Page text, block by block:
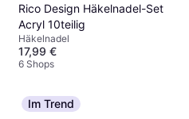
Rico Design Häkelnadel-Set
Acryl 10teilig
Häkelnadel
17,99 €
6 Shops
Im Trend